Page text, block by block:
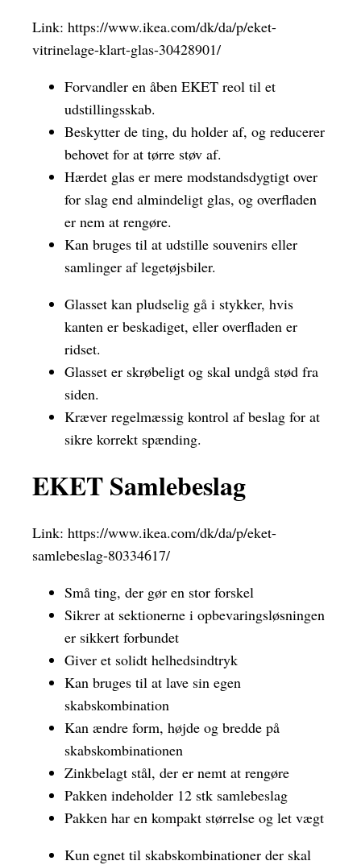
Link: https://www.ikea.com/dk/da/p/eket-
vitrinelage-klart-glas-30428901/
Forvandler en åben EKET reol til et
udstillingsskab.
Beskytter de ting, du holder af, og reducerer
behovet for at tørre støv af.
Hærdet glas er mere modstandsdygtigt over
for slag end almindeligt glas, og overfladen
er nem at rengøre.
Kan bruges til at udstille souvenirs eller
samlinger af legetøjsbiler.
Glasset kan pludselig gå i stykker, hvis
kanten er beskadiget, eller overfladen er
ridset.
Glasset er skrøbeligt og skal undgå stød fra
siden.
Kræver regelmæssig kontrol af beslag for at
sikre korrekt spænding.
EKET Samlebeslag
Link: https://www.ikea.com/dk/da/p/eket-
samlebeslag-80334617/
Små ting, der gør en stor forskel
Sikrer at sektionerne i opbevaringsløsningen
er sikkert forbundet
Giver et solidt helhedsindtryk
Kan bruges til at lave sin egen
skabskombination
Kan ændre form, højde og bredde på
skabskombinationen
Zinkbelagt stål, der er nemt at rengøre
Pakken indeholder 12 stk samlebeslag
Pakken har en kompakt størrelse og let vægt
Kun egnet til skabskombinationer der skal